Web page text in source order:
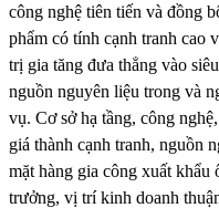
công nghệ tiên tiến và đồng
phẩm có tính cạnh tranh cao
trị gia tăng đưa thẳng vào
nguồn nguyên liệu trong và
vụ. Cơ sở hạ tầng, công
giá thành cạnh tranh, nguồn
mặt hàng gia công xuất khẩu
trưởng, vị trí kinh doanh